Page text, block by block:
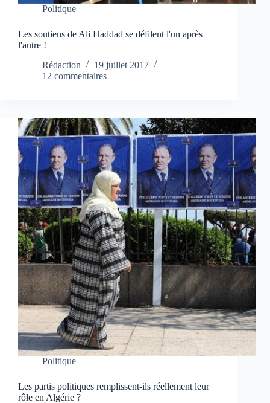
Politique
Les soutiens de Ali Haddad se défilent l'un après
l'autre !
Rédaction
19 juillet 2017
12 commentaires
Politique
Les partis politiques remplissent-ils réellement leur
rôle en Algérie ?